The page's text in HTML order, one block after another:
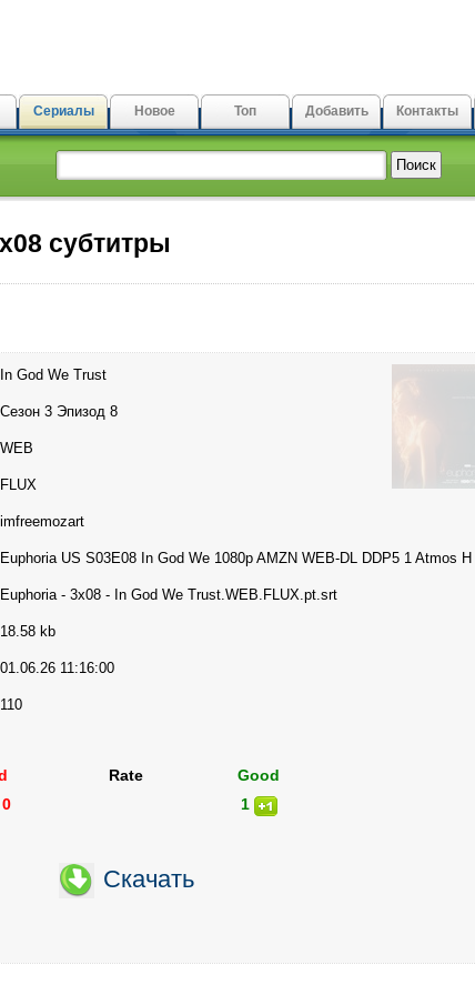
Сериалы Новое Топ Добавить Контакты
субтитры
In God We Trust
Сезон 3 Эпизод 8
WEB
FLUX
imfreemozart
Euphoria US S03E08 In God We 1080p AMZN WEB-DL DDP5 1 Atmos H
Euphoria - 3x08 - In God We Trust.WEB.FLUX.pt.srt
18.58 kb
01.06.26 11:16:00
110
Rate
Good
0
1
Скачать